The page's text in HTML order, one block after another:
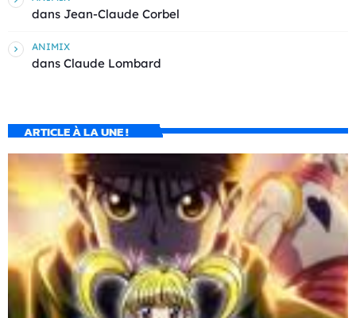
dans Jean-Claude Corbel
ANIMIX
dans Claude Lombard
ARTICLE À LA UNE !